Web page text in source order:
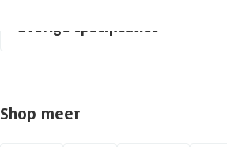
Overige specificaties
Vorm
Shop meer